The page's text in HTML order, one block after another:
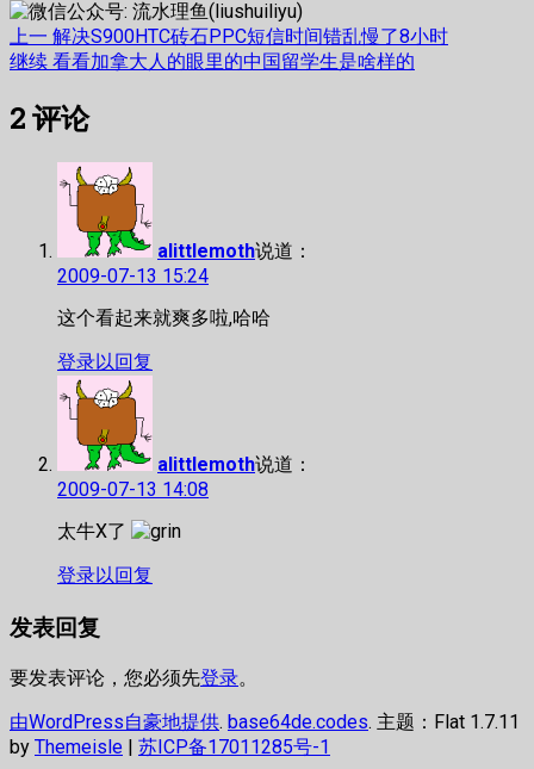
文
章
导
上一 上
篇
章：
解决S900HTC砖石PPC短信时间错乱慢了8小时
继续 下
文
章：
看看加拿大人的眼里的中国留学生是啥样的
2评论
alittlemoth说道：
2009-07-13 15:24
这个看起来就爽多啦,哈哈
登录以回复
alittlemoth说道：
2009-07-13 14:08
太牛X了
登录以回复
发表回复
要发表评论，您必须先登录。
由WordPress自豪地提供. base64de.codes. 主题：Flat 1.7.11
by Themeisle | 苏ICP备17011285号-1